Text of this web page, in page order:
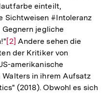
einteilt,
Sichtweisen #Intoleranz
jegliche
Zur
Auflösung
der
Fußnote
[2] Andere sehen die
der Kritiker von
amerikanische
Walters in ihrem Aufsatz
(2018). Obwohl es sich